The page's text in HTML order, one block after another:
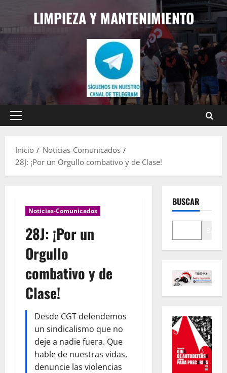
contenido
LIMPIEZA Y MANTENIMIENTO
Menú
Inicio
Noticias-Comunicados
28J: ¡Por un Orgullo combativo y de Clase!
Noticias-Comunicados
28J: ¡Por un
Orgullo
combativo y de
Clase!
Desde CGT defendemos
un sindicalismo que no
deje a nadie fuera. Que
hable de nuestras vidas,
denuncie las violencias
BUSCAR